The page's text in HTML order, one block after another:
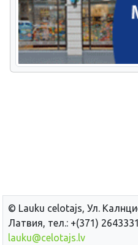
© Lauku сelotajs, Ул.
Латвия, тел.: +(371)
lauku@celotajs.lv